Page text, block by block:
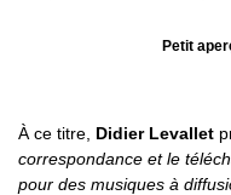
Petit
À ce titre, Didier Levallet
correspondance et le
pour des musiques à